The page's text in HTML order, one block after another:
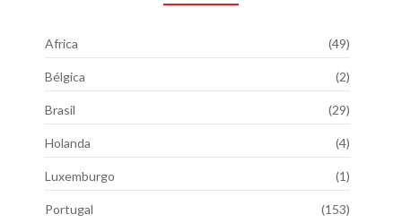
Africa (49)
Bélgica (2)
Brasil (29)
Holanda (4)
Luxemburgo (1)
Portugal (153)